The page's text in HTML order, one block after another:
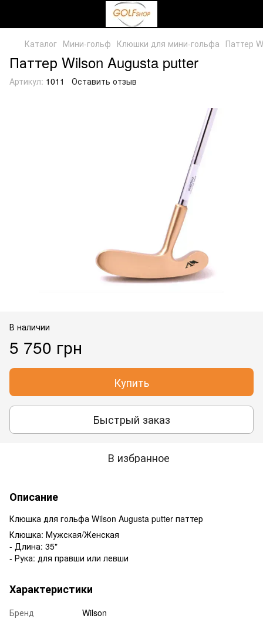
Каталог Мини-гольф Клюшки для мини-гольфа Паттер
Паттер Wilson Augusta putter
Артикул: 1011 Оставить отзыв
В наличии
5 750 грн
Купить
Быстрый заказ
В избранное
Описание
Клюшка для гольфа Wilson Augusta putter паттер
Клюшка: Мужская/Женская
- Длина: 35"
- Рука: для правши или левши
Характеристики
Бренд
Wilson